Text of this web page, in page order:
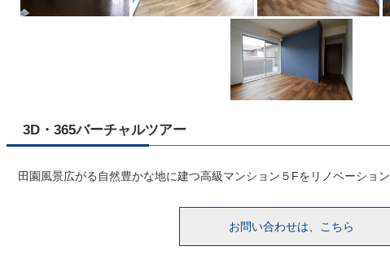
3D・365バーチャルツアー
田園風景広がる自然豊かな地に建つ高級マンション５Fをリノベーション
お問い合わせは、こちら